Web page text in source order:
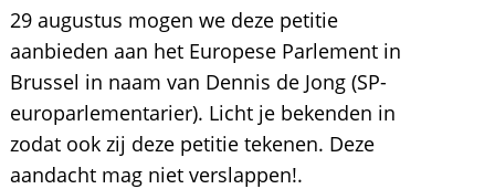
29 augustus mogen we deze petitie
aanbieden aan het Europese Parlement in
Brussel in naam van Dennis de Jong (SP-
europarlementarier). Licht je bekenden in
zodat ook zij deze petitie tekenen. Deze
aandacht mag niet verslappen!.